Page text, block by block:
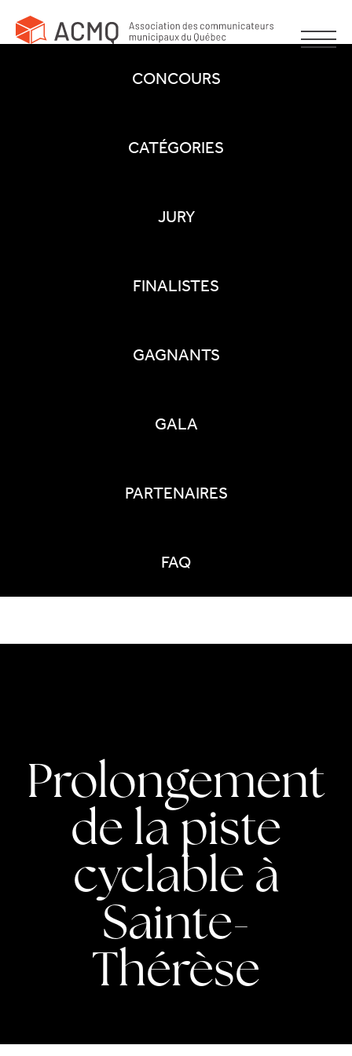
CONCOURS
CATÉGORIES
JURY
FINALISTES
GAGNANTS
GALA
PARTENAIRES
FAQ
Prolongement
de la piste
cyclable à
Sainte-
Thérèse